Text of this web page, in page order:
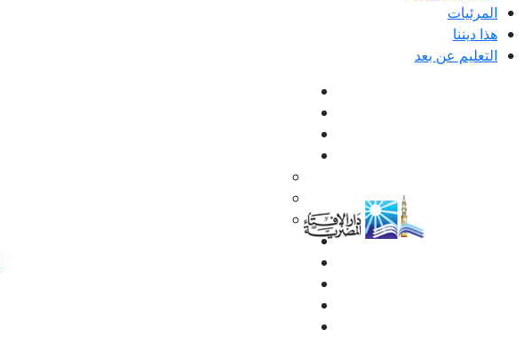
المرئيات
هذا ديننا
التعليم عن بعد